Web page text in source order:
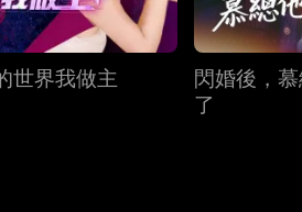
世界我做主
閃婚後，
了